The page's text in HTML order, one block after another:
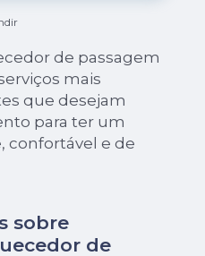
de passagem
mais
que desejam
para ter um
confortável e de
sobre
de